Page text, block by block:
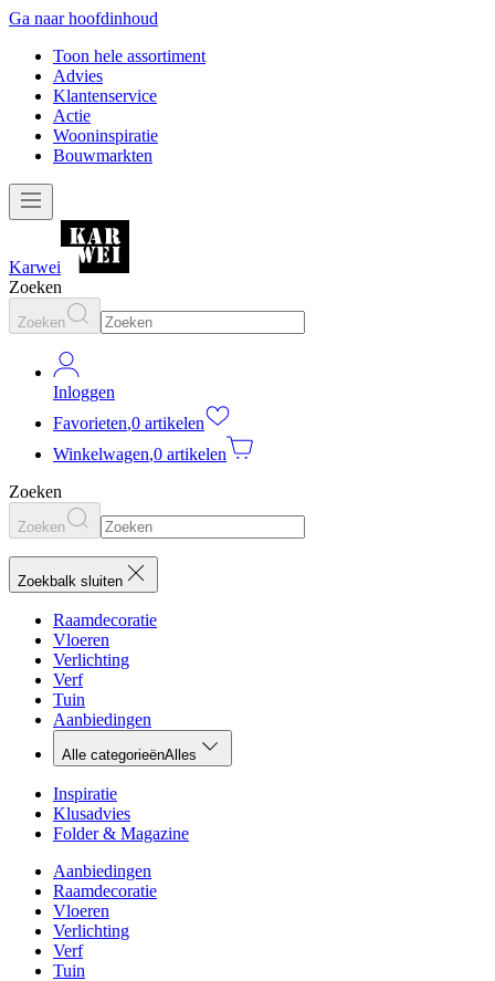
Ga naar hoofdinhoud
Toon hele assortiment
Advies
Klantenservice
Actie
Wooninspiratie
Bouwmarkten
Karwei
Zoeken
Zoeken
Inloggen
Favorieten,0 artikelen
Winkelwagen,0 artikelen
Zoeken
Zoeken
Zoekbalk sluiten
Raamdecoratie
Vloeren
Verlichting
Verf
Tuin
Aanbiedingen
Alle categorieënAlles
Inspiratie
Klusadvies
Folder & Magazine
Aanbiedingen
Raamdecoratie
Vloeren
Verlichting
Verf
Tuin